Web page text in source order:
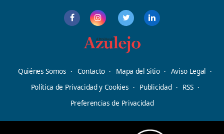
Quiénes Somos Contacto Mapa del Sitio
Aviso Legal
Política de Privacidad y Cookies
Publicidad
RSS
Preferencias de Privacidad